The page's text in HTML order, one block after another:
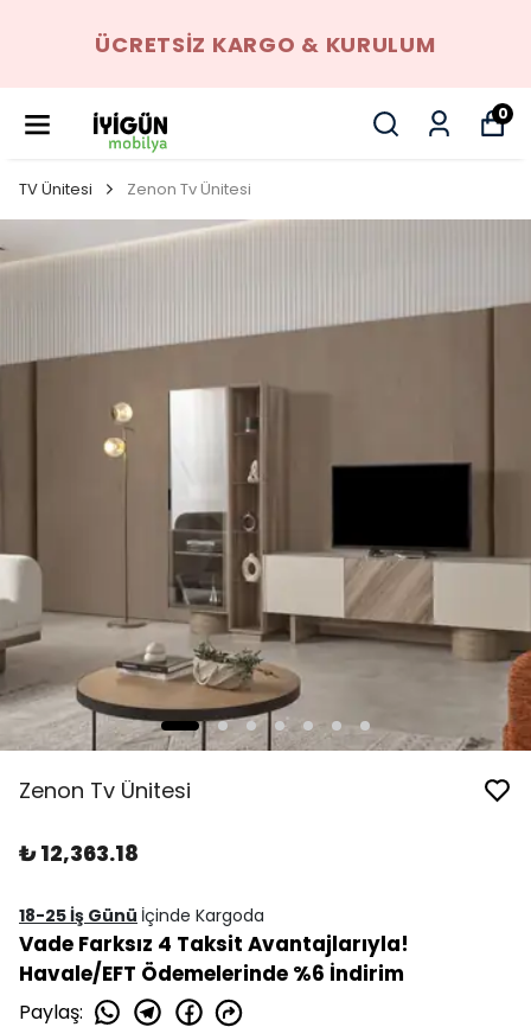
ÜCRETSIZ KARGO & KURULUM
0
TV Ünitesi Zenon Tv Ünitesi
Zenon Tv Ünitesi
₺ 12,363.18
18-25 İş Günü İçinde Kargoda
Vade Farksız 4 Taksit Avantajlarıyla!
Havale/EFT Ödemelerinde %6 İndirim
Paylaş: